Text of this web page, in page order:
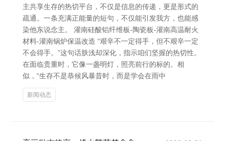
主共享生存的热切平台，不仅是信息的传递，更是形式的
疏通。一条充满正能量的短句，不仅能引发我方，也能感
染他东说念主。 灌南硅酸铝纤维板-陶瓷板-灌南高温耐火
材料-灌南锅炉保温改造 “艰辛不一定得手，但不艰辛一定
不会得手。”这句话肤浅却深化，指示咱们坚握的热切性。
在面临贵重时，它像一盏明灯，照亮前行的标的。相
似，“生存不是恭候风暴昔时，而是学会在雨中
新闻动态